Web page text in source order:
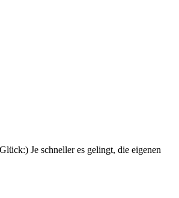
Je schneller es gelingt, die eigenen